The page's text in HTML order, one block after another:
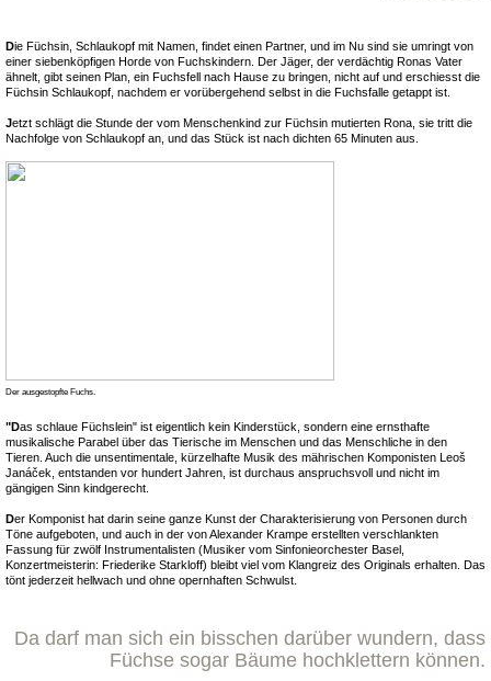
Die Füchsin, Schlaukopf mit Namen, findet einen Partner, und im Nu sind sie umringt von
einer siebenköpfigen Horde von Fuchskindern. Der Jäger, der verdächtig Ronas Vater
ähnelt, gibt seinen Plan, ein Fuchsfell nach Hause zu bringen, nicht auf und erschiesst die
Füchsin Schlaukopf, nachdem er vorübergehend selbst in die Fuchsfalle getappt ist.
Jetzt schlägt die Stunde der vom Menschenkind zur Füchsin mutierten Rona, sie tritt die
Nachfolge von Schlaukopf an, und das Stück ist nach dichten 65 Minuten aus.
Der ausgestopfte Fuchs.
"Das schlaue Füchslein" ist eigentlich kein Kinderstück, sondern eine ernsthafte
musikalische Parabel über das Tierische im Menschen und das Menschliche in den
Tieren. Auch die unsentimentale, kürzelhafte Musik des mährischen Komponisten Leoš
Janáček, entstanden vor hundert Jahren, ist durchaus anspruchsvoll und nicht im
gängigen Sinn kindgerecht.
Der Komponist hat darin seine ganze Kunst der Charakterisierung von Personen durch
Töne aufgeboten, und auch in der von Alexander Krampe erstellten verschlankten
Fassung für zwölf Instrumentalisten (Musiker vom Sinfonieorchester Basel,
Konzertmeisterin: Friederike Starkloff) bleibt viel vom Klangreiz des Originals erhalten. Das
tönt jederzeit hellwach und ohne opernhaften Schwulst.
Da darf man sich ein bisschen darüber wundern, dass
Füchse sogar Bäume hochklettern können.